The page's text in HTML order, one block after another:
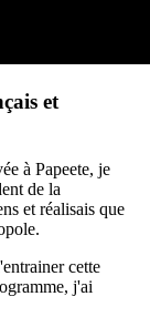
et
à Papeete, je
de la
et réalisais que
cette
j'ai